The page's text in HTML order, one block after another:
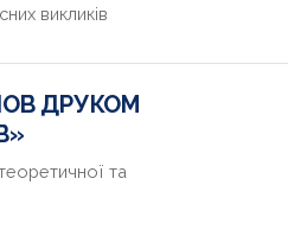
викликів
ДРУКОМ
та